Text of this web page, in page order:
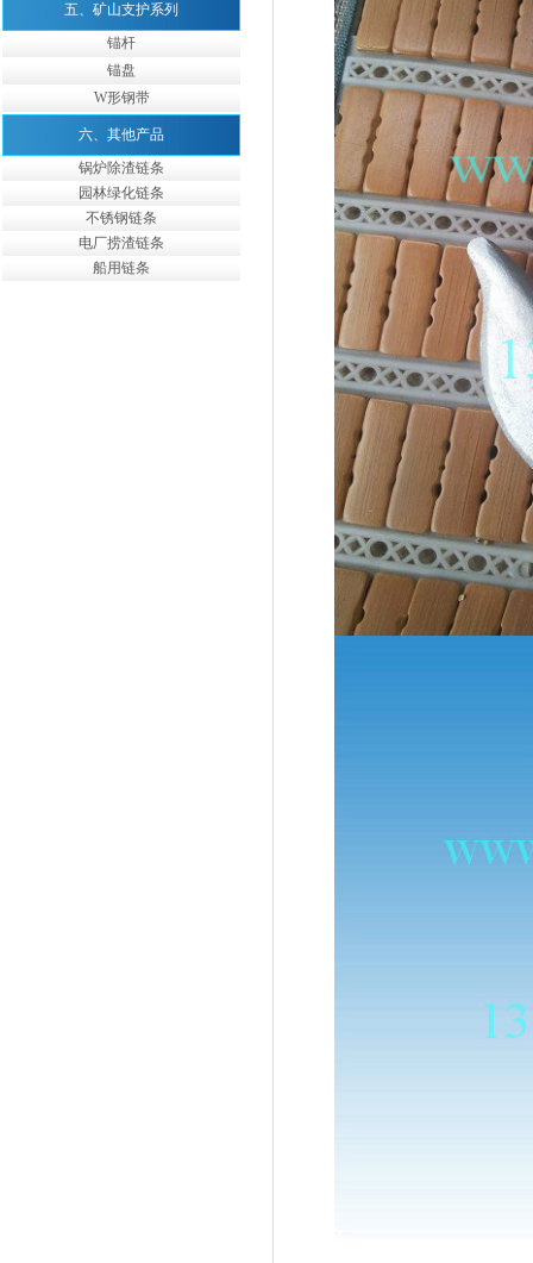
五、矿山支护系列
锚杆
锚盘
W形钢带
六、其他产品
锅炉除渣链条
园林绿化链条
不锈钢链条
电厂捞渣链条
船用链条